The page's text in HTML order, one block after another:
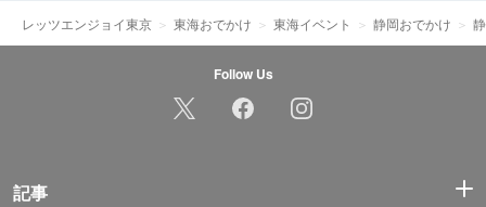
レッツエンジョイ東京 東海おでかけ 東海イベント 静岡おでかけ
Follow Us
記事